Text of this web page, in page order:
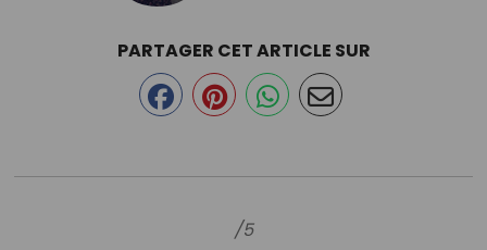
/5
PARTAGER CET ARTICLE SUR